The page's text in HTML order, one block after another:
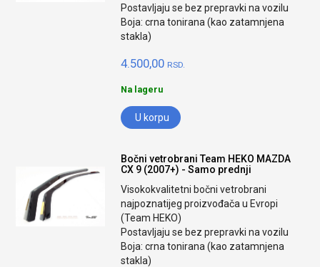
Postavljaju se bez prepravki na vozilu
Boja: crna tonirana (kao zatamnjena
stakla)
4.500,00 RSD.
Na lageru
U korpu
Bočni vetrobrani Team HEKO MAZDA
CX 9 (2007+) - Samo prednji
Visokokvalitetni bočni vetrobrani
najpoznatijeg proizvođača u Evropi
(Team HEKO)
Postavljaju se bez prepravki na vozilu
Boja: crna tonirana (kao zatamnjena
stakla)